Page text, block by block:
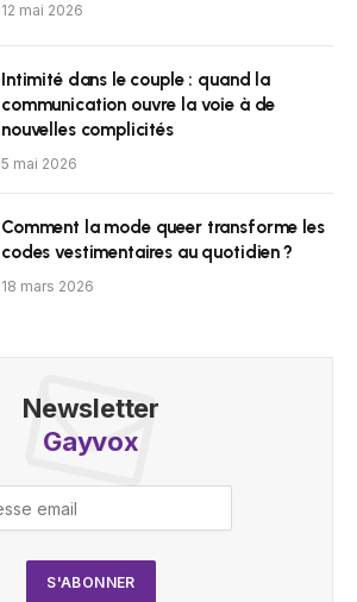
12 mai 2026
Intimité dans le couple : quand la
communication ouvre la voie à de
nouvelles complicités
5 mai 2026
Comment la mode queer transforme les
codes vestimentaires au quotidien ?
18 mars 2026
Newsletter
Gayvox